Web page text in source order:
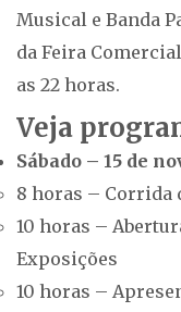
Musical e Banda
da Feira
as 22 horas.
Veja
Sábado – 15 de
8 horas – Corrida
10 horas –
Exposições
10 horas –